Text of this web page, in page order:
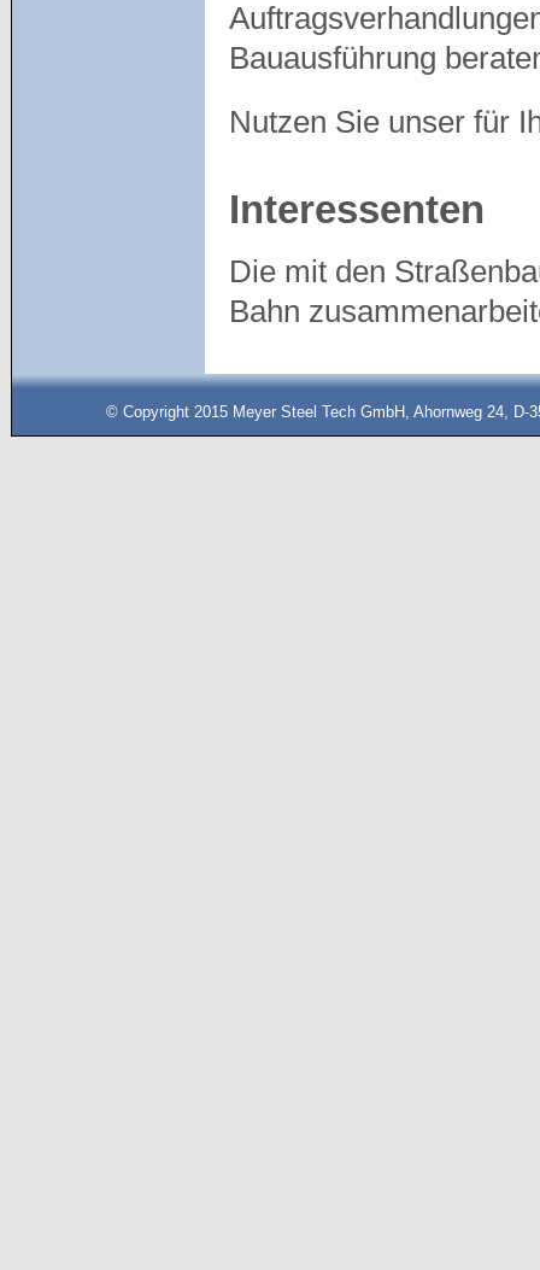
Bauausführung
Nutzen Sie unser für
Interessenten
Die mit den
Bahn
© Copyright 2015 Meyer Steel Tech GmbH, Ahornweg 24, D-